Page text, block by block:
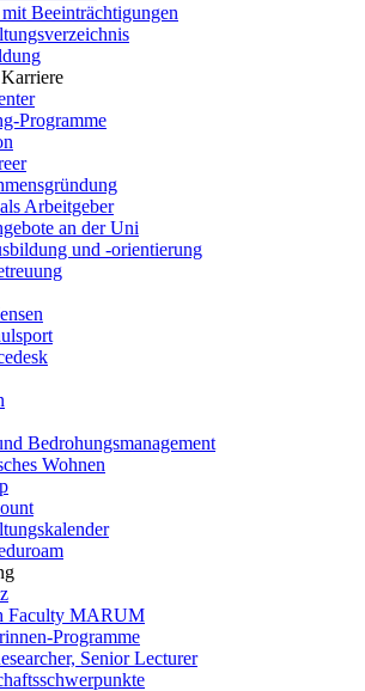
Beeinträchtigungen
Programme
Arbeitgeber
an der Uni
und -orientierung
Bedrohungsmanagement
Wohnen
Faculty MARUM
Programme
Senior Lecturer